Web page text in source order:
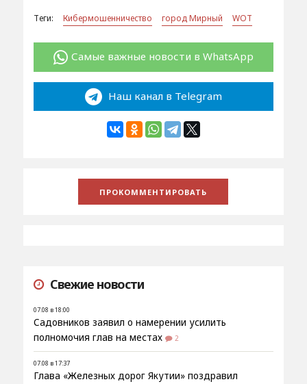
Теги: Кибермошенничество город Мирный WOT
Самые важные новости в WhatsApp
Наш канал в Telegram
Свежие новости
07.08 в 18:00
Садовников заявил о намерении усилить
полномочия глав на местах
2
07.08 в 17:37
Глава «Железных дорог Якутии» поздравил